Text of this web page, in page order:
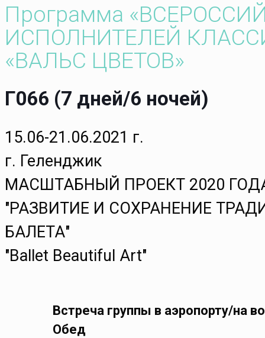
Программа
ИСПОЛНИТЕЛЕЙ
«ВАЛЬС ЦВЕТОВ»
Г066 (7 дней/6 ночей)
15.06-21.06.2021 г.
г. Геленджик
МАСШТАБНЫЙ ПРОЕКТ 2020
"РАЗВИТИЕ И СОХРАНЕНИЕ
БАЛЕТА"
"Ballet Beautiful Art"
Встреча группы в аэропорту/на
Обед